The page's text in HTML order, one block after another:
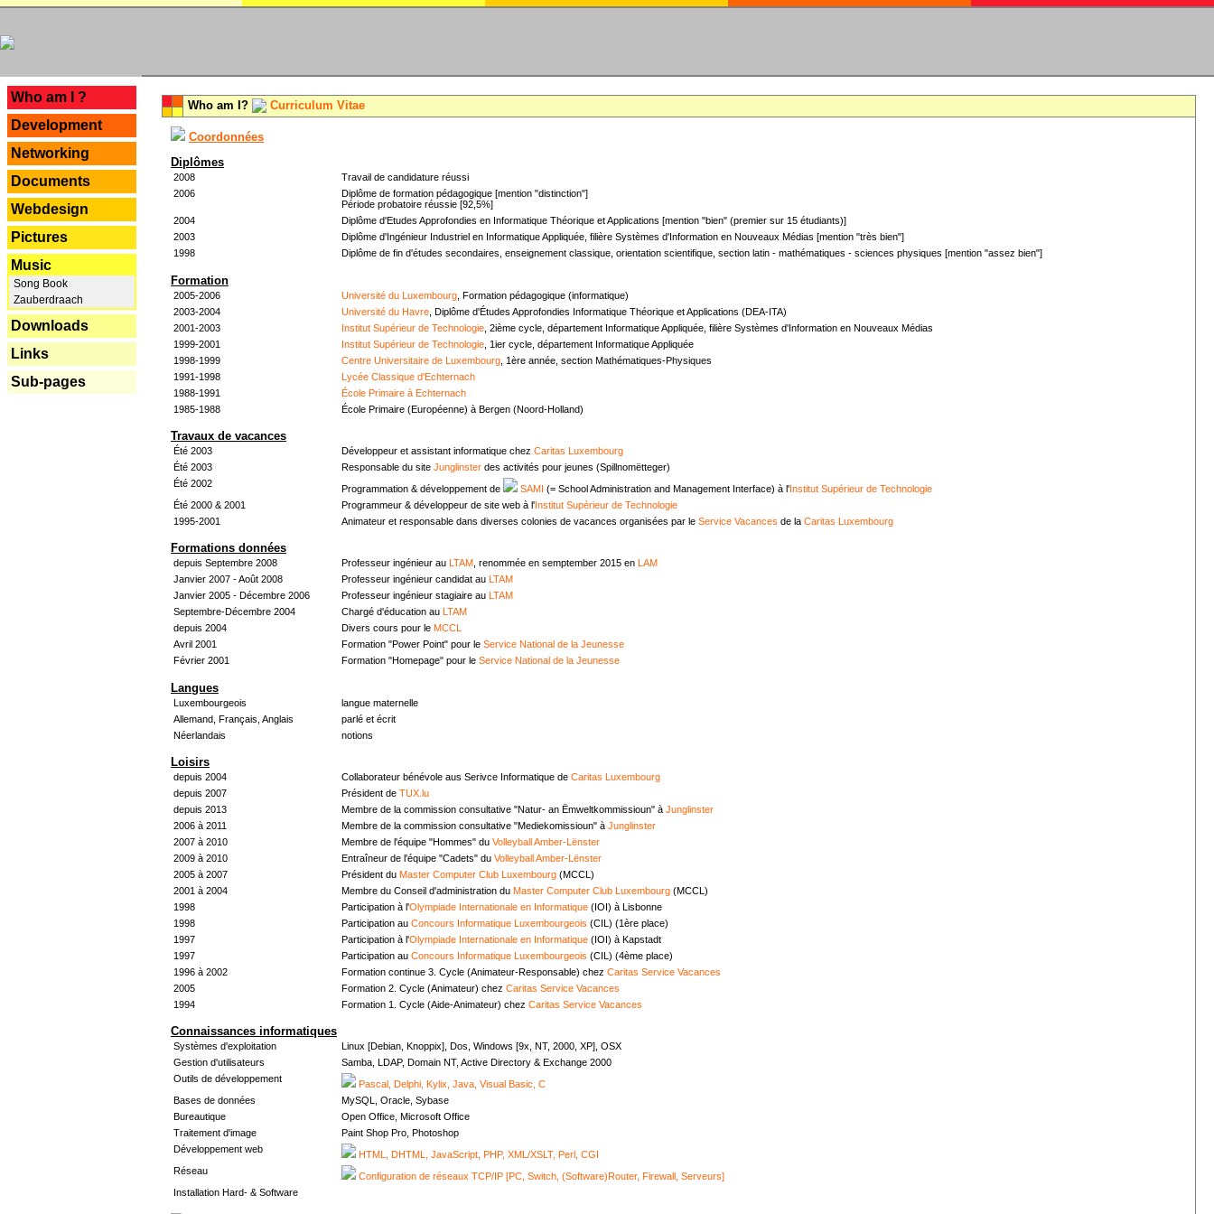
Who am I ?
Development
Networking
Documents
Webdesign
Pictures
Music
Song Book
Zauberdraach
Downloads
Links
Sub-pages
Who am I? Curriculum Vitae
Coordonnées
Diplômes
2008
Travail de candidature réussi
2006
Diplôme de formation pédagogique [mention "distinction"]
Période probatoire réussie [92,5%]
2004
Diplôme d'Etudes Approfondies en Informatique Théorique et Applications [mention "bien" (premier sur 15 étudiants)]
2003
Diplôme d'Ingénieur Industriel en Informatique Appliquée, filière Systèmes d'Information en Nouveaux Médias [mention "très bien"]
1998
Diplôme de fin d'études secondaires, enseignement classique, orientation scientifique, section latin - mathématiques - sciences physiques [mention "assez bien"]
Formation
2005-2006 Université du Luxembourg , Formation pédagogique (informatique)
2003-2004
Université du Havre , Diplôme d'Études Approfondies Informatique Théorique et Applications (DEA-ITA)
2001-2003
Institut Supérieur de Technologie , 2ième cycle, département Informatique Appliquée, filière Systèmes d'Information en Nouveaux Médias
1999-2001
Institut Supérieur de Technologie , 1ier cycle, département Informatique Appliquée
1998-1999
Centre Universitaire de Luxembourg , 1ère année, section Mathématiques-Physiques
1991-1998
Lycée Classique d'Echternach
1988-1991
École Primaire à Echternach
1985-1988
École Primaire (Européenne) à Bergen (Noord-Holland)
Travaux de vacances
Été 2003 Développeur et assistant informatique chez Caritas Luxembourg
Été 2003
Responsable du site Junglinster des activités pour jeunes (Spillnomëtteger)
Été 2002
Programmation & développement de SAMI (= School Administration and Management Interface) à l'Institut Supérieur de Technologie
Été 2000 & 2001
Programmeur & développeur de site web à l'Institut Supérieur de Technologie
1995-2001
Animateur et responsable dans diverses colonies de vacances organisées par le Service Vacances de la Caritas Luxembourg
Formations données
depuis Septembre 2008 Professeur ingénieur au LTAM , renommée en semptember 2015 en
LAM
Janvier 2007 - Août 2008
Professeur ingénieur candidat au
LTAM
Janvier 2005 - Décembre 2006
Professeur ingénieur stagiaire au
LTAM
Septembre-Décembre 2004
Chargé d'éducation au
LTAM
depuis 2004
Divers cours pour le MCCL
Avril 2001
Formation "Power Point" pour le Service National de la Jeunesse
Février 2001
Formation "Homepage" pour le Service National de la Jeunesse
Langues
Luxembourgeois
langue maternelle
Allemand, Français, Anglais
parlé et écrit
Néerlandais
notions
Loisirs
depuis 2004 Collaborateur bénévole aus Serivce Informatique de Caritas Luxembourg
depuis 2007
Président de TUX.lu
depuis 2013
Membre de la commission consultative "Natur- an Ëmweltkommissioun" à Junglinster
2006 à 2011
Membre de la commission consultative "Mediekomissioun" à Junglinster
2007 à 2010
Membre de l'équipe "Hommes" du Volleyball Amber-Lënster
2009 à 2010
Entraîneur de l'équipe "Cadets" du Volleyball Amber-Lënster
2005 à 2007
Président du Master Computer Club Luxembourg (MCCL)
2001 à 2004
Membre du Conseil d'administration du Master Computer Club Luxembourg (MCCL)
1998
Participation à l'Olympiade Internationale en Informatique (IOI) à Lisbonne
1998
Participation au Concours Informatique Luxembourgeois (CIL) (1ère place)
1997
Participation à l'Olympiade Internationale en Informatique (IOI) à Kapstadt
1997
Participation au Concours Informatique Luxembourgeois (CIL) (4ème place)
1996 à 2002
Formation continue 3. Cycle (Animateur-Responsable) chez Caritas Service Vacances
2005
Formation 2. Cycle (Animateur) chez Caritas Service Vacances
1994
Formation 1. Cycle (Aide-Animateur) chez Caritas Service Vacances
Connaissances informatiques
Systèmes d'exploitation
Linux [Debian, Knoppix], Dos, Windows [9x, NT, 2000, XP], OSX
Gestion d'utilisateurs
Samba, LDAP, Domain NT, Active Directory & Exchange 2000
Outils de développement
Pascal, Delphi, Kylix, Java, Visual Basic, C
Bases de données
MySQL, Oracle, Sybase
Bureautique
Open Office, Microsoft Office
Traitement d'image
Paint Shop Pro, Photoshop
Développement web
HTML, DHTML, JavaScript, PHP, XML/XSLT, Perl, CGI
Réseau
Configuration de réseaux TCP/IP [PC, Switch, (Software)Router, Firewall, Serveurs]
Installation Hard- & Software